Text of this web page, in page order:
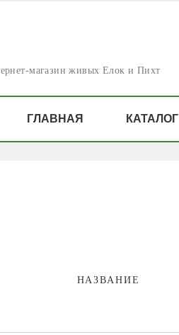
магазин живых Елок и Пихт
ГЛАВНАЯ КАТАЛОГ
НАЗВАНИЕ